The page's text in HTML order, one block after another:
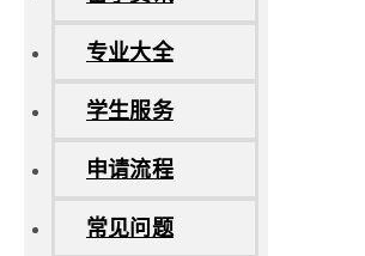
专业大全
学生服务
申请流程
常见问题